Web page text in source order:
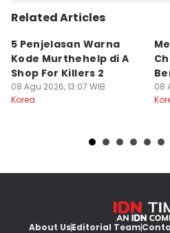
Related Articles
5 Penjelasan Warna
Kode Murthehelp di A
Shop For Killers 2
08 Agu 2026, 13:07 WIB
Korea
08
About UsEditorial Team